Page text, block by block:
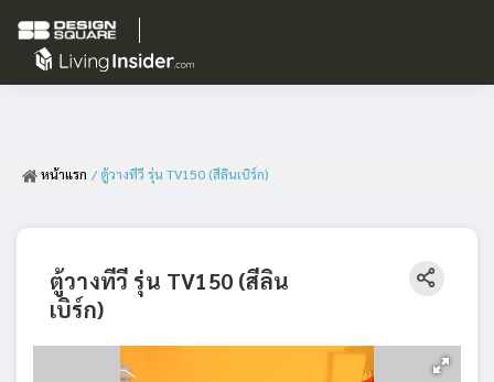
หน้าแรก / ตู้วางทีวี รุ่น TV150 (สีลินเบิร์ก)
ตู้วางทีวี รุ่น TV150 (สีลิน
เบิร์ก)